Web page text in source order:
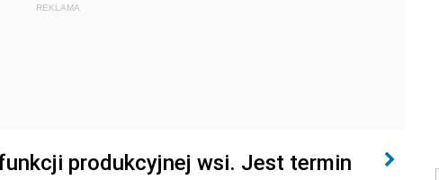
REKLAMA
produkcyjnej wsi. Jest termin